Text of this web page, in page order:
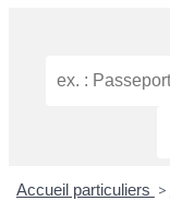
Accueil particuliers >